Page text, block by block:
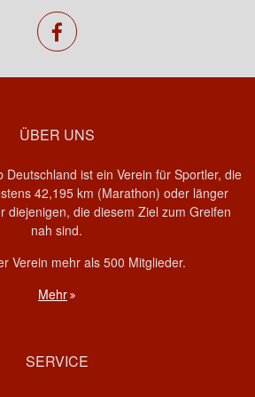
facebook
ÜBER UNS
Deutschland ist ein Verein für Sportler, die
42,195 km (Marathon) oder länger
diejenigen, die diesem Ziel zum Greifen
nah sind.
Verein mehr als 500 Mitglieder.
Mehr
SERVICE